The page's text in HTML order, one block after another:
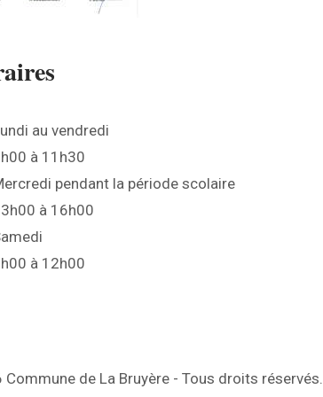
au vendredi
à 11h30
pendant la période scolaire
à 16h00
à 12h00
de La Bruyère - Tous droits réservés.